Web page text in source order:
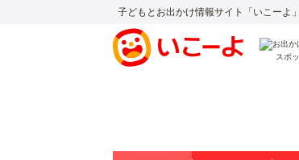
子どもとお出かけ情報サイト「いこーよ
スポ